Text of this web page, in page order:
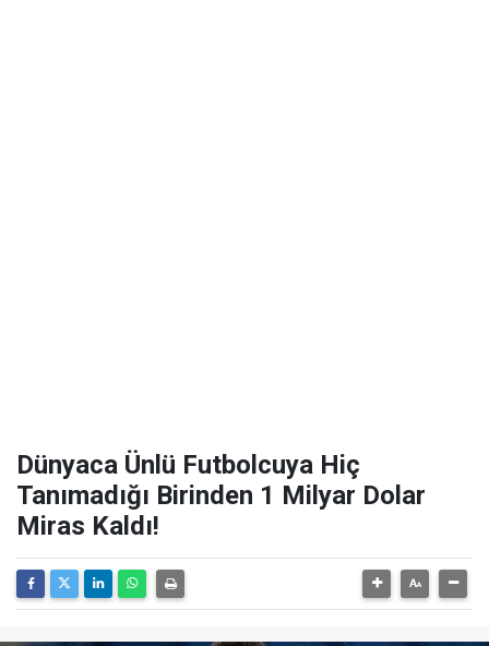
Dünyaca Ünlü Futbolcuya Hiç
Tanımadığı Birinden 1 Milyar Dolar
Miras Kaldı!